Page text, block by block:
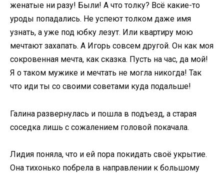
женатые ни разу! Были! А что толку? Всё какие-то
уроды попадались. Не успеют толком даже имя
узнать, а уже под юбку лезут. Или квартиру мою
мечтают захапать. А Игорь совсем другой. Он как моя
сокровенная мечта, как сказка. Пусть на час, да мой!
Я о таком мужике и мечтать не могла никогда! Так
что иди ты со своими советами куда подальше!
Галина развернулась и пошла в подъезд, а старая
соседка лишь с сожалением головой покачала.
Лидия поняла, что и ей пора покидать своё укрытие.
Она тихонько побрела в направлении к большому